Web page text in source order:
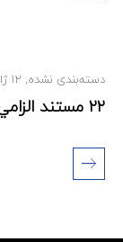
دسته‌بندی نشده, 12 ژانویه 19
22 مستند الزامي بر اساس ISO 22000:2018